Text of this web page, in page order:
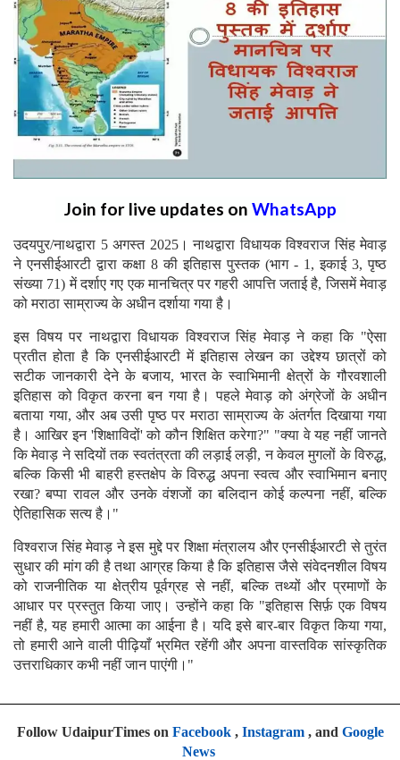
Join for live updates on WhatsApp
उदयपुर/नाथद्वारा 5 अगस्त 2025। नाथद्वारा विधायक विश्वराज सिंह मेवाड़
ने एनसीईआरटी द्वारा कक्षा 8 की इतिहास पुस्तक (भाग - 1, इकाई 3, पृष्ठ
संख्या 71) में दर्शाए गए एक मानचित्र पर गहरी आपत्ति जताई है, जिसमें मेवाड़
को मराठा साम्राज्य के अधीन दर्शाया गया है।
इस विषय पर नाथद्वारा विधायक विश्वराज सिंह मेवाड़ ने कहा कि "ऐसा
प्रतीत होता है कि एनसीईआरटी में इतिहास लेखन का उद्देश्य छात्रों को
सटीक जानकारी देने के बजाय, भारत के स्वाभिमानी क्षेत्रों के गौरवशाली
इतिहास को विकृत करना बन गया है। पहले मेवाड़ को अंग्रेजों के अधीन
बताया गया, और अब उसी पृष्ठ पर मराठा साम्राज्य के अंतर्गत दिखाया गया
है। आखिर इन 'शिक्षाविदों' को कौन शिक्षित करेगा?" "क्या वे यह नहीं जानते
कि मेवाड़ ने सदियों तक स्वतंत्रता की लड़ाई लड़ी, न केवल मुगलों के विरुद्ध,
बल्कि किसी भी बाहरी हस्तक्षेप के विरुद्ध अपना स्वत्व और स्वाभिमान बनाए
रखा? बप्पा रावल और उनके वंशजों का बलिदान कोई कल्पना नहीं, बल्कि
ऐतिहासिक सत्य है।"
विश्वराज सिंह मेवाड़ ने इस मुद्दे पर शिक्षा मंत्रालय और एनसीईआरटी से तुरंत
सुधार की मांग की है तथा आग्रह किया है कि इतिहास जैसे संवेदनशील विषय
को राजनीतिक या क्षेत्रीय पूर्वग्रह से नहीं, बल्कि तथ्यों और प्रमाणों के
आधार पर प्रस्तुत किया जाए। उन्होंने कहा कि "इतिहास सिर्फ़ एक विषय
नहीं है, यह हमारी आत्मा का आईना है। यदि इसे बार-बार विकृत किया गया,
तो हमारी आने वाली पीढ़ियाँ भ्रमित रहेंगी और अपना वास्तविक सांस्कृतिक
उत्तराधिकार कभी नहीं जान पाएंगी।"
Follow UdaipurTimes on Facebook, Instagram, and Google
News